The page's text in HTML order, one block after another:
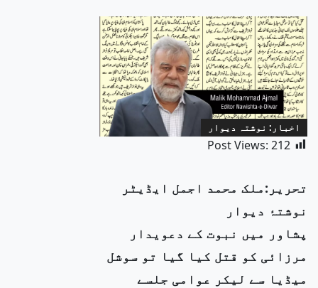
اخبار: نوشتہ دیوار
Post Views: 212
تحریر:ملک محمد اجمل ایڈیٹر
نوشتۂ دیوار
پشاور میں نبوت کے دعویدار
مرزائی کو قتل کیا گیا تو سوشل
میڈیا سے لیکر عوامی جلسے